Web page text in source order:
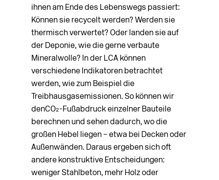
ihnen am Ende des Lebenswegs passiert:
Können sie recycelt werden? Werden sie
thermisch verwertet? Oder landen sie auf
der Deponie, wie die gerne verbaute
Mineralwolle? In der LCA können
verschiedene Indikatoren betrachtet
werden, wie zum Beispiel die
Treibhausgasemissionen. So können wir
denCO₂-Fußabdruck einzelner Bauteile
berechnen und sehen dadurch, wo die
großen Hebel liegen – etwa bei Decken oder
Außenwänden. Daraus ergeben sich oft
andere konstruktive Entscheidungen:
weniger Stahlbeton, mehr Holz oder